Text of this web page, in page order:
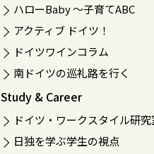
ハローBaby 〜子育てABC
アクティブ ドイツ！
ドイツワインコラム
南ドイツの巡礼路を行く
Study & Career
ドイツ・ワークスタイル研究
日独を学ぶ学生の視点